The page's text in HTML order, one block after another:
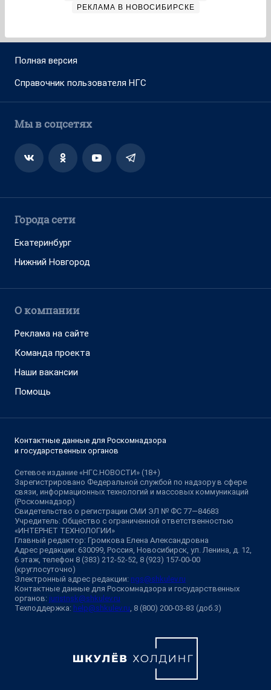
РЕКЛАМА В НОВОСИБИРСКЕ
Полная версия
Справочник пользователя НГС
Мы в соцсетях
Города сети
Екатеринбург
Нижний Новгород
О компании
Реклама на сайте
Команда проекта
Наши вакансии
Помощь
Контактные данные для Роскомнадзора
и государственных органов
Сетевое издание «НГС.НОВОСТИ» (18+)
Зарегистрировано Федеральной службой по надзору в сфере
связи, информационных технологий и массовых коммуникаций
(Роскомнадзор)
Свидетельство о регистрации СМИ ЭЛ № ФС 77—84683
Учредитель: Общество с ограниченной ответственностью
«ИНТЕРНЕТ ТЕХНОЛОГИИ»
Главный редактор: Громкова Елена Александровна
Адрес редакции: 630099, Россия, Новосибирск, ул. Ленина, д. 12,
6 этаж, телефон 8 (383) 212-52-52, 8 (923) 157-00-00
(круглосуточно)
Электронный адрес редакции: ngs@shkulev.ru
Контактные данные для Роскомнадзора и государственных
органов: juristnsk@shkulev.ru
Техподдержка: help@shkulev.ru, 8 (800) 200-03-83 (доб.3)